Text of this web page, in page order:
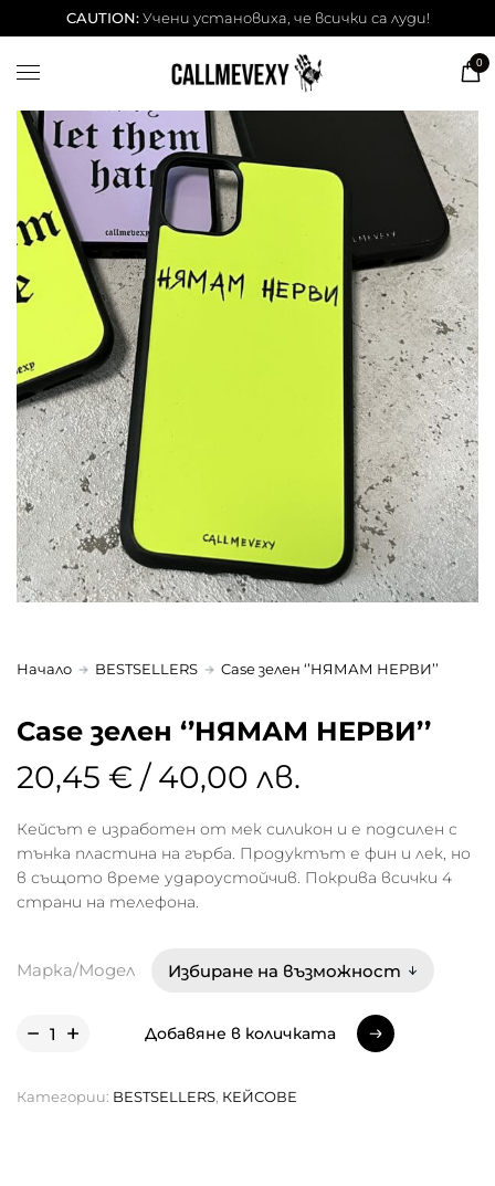
CAUTION:Учени установиха, че всички са луди!
0
ТЕНИСКИ
ЧАШИ
КЕЙСОВЕ
BESTSELLERS
ЛЕТНИ СЕТОВЕ
АКСЕСОАРИ
Our Cool Kids ✨
info@callmevexy.com
Начало BESTSELLERS Case зелен ‘’НЯМАМ НЕРВИ’’
Case зелен ‘’НЯМАМ НЕРВИ’’
20,45 € / 40,00 лв.
Кейсът е изработен от мек силикон и е подсилен с
тънка пластина на гърба. Продуктът е фин и лек, но
в същото време удароустойчив. Покрива всички 4
страни на телефона.
Марка/Модел
Добавяне в количката
Категории: BESTSELLERS, КЕЙСОВЕ